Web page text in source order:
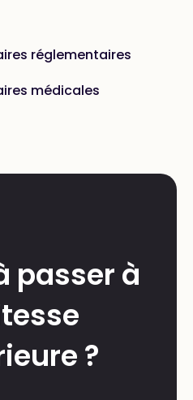
réglementaires
médicales
passer à
?